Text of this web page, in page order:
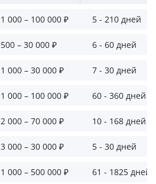
1 000 – 100 000 ₽ 5 - 210 дней
500 – 30 000 ₽ 6 - 60 дней
1 000 – 30 000 ₽ 7 - 30 дней
1 000 – 100 000 ₽ 60 - 360 дней
2 000 – 70 000 ₽ 10 - 168 дней
3 000 – 30 000 ₽ 5 - 30 дней
1 000 – 500 000 ₽ 61 - 1825 дней